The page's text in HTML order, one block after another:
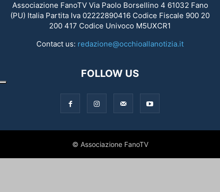
Associazione FanoTV Via Paolo Borsellino 4 61032 Fano
(PU) Italia Partita Iva 02222890416 Codice Fiscale 900 20
200 417 Codice Univoco M5UXCR1
Contact us: redazione@occhioallanotizia.it
FOLLOW US
© Associazione FanoTV